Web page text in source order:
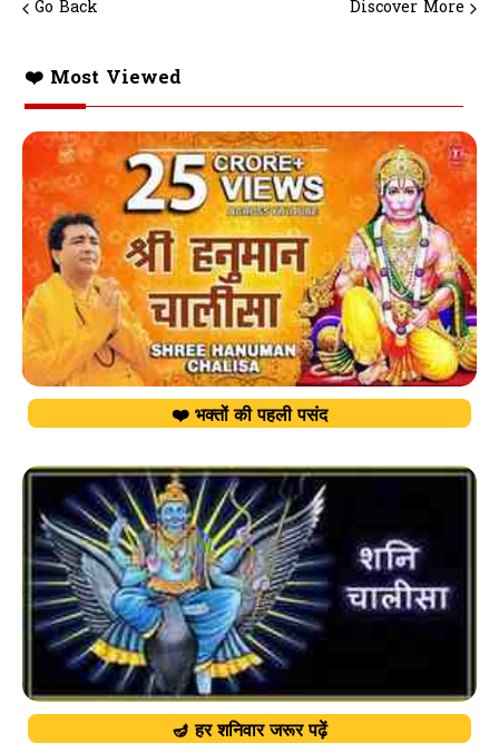
Go Back Discover More
❤️ Most Viewed
❤️ भक्तों की पहली पसंद
🪔 हर शनिवार जरूर पढ़ें